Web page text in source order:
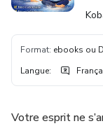
Format: ebooks ou
Langue:
Votre esprit ne